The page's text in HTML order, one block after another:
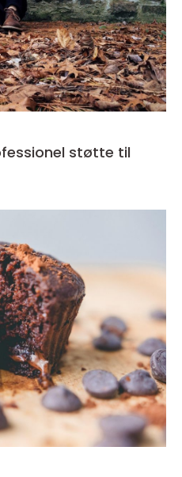
støtte til